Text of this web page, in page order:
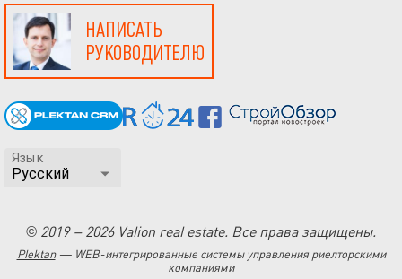
НАПИСАТЬ
РУКОВОДИТЕЛЮ
Язык
© 2019 – 2026 Valion real estate. Все права защищены.
Plektan— WEB-интегрированные системы управления риелторскими
компаниями